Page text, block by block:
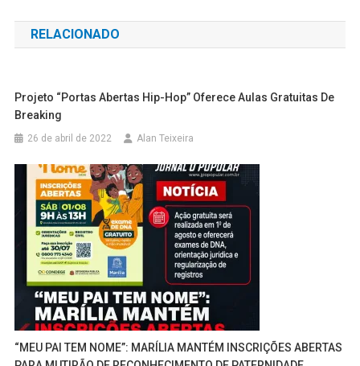
de
Post
RELACIONADO
Projeto “Portas Abertas Hip-Hop” Oferece Aulas Gratuitas De
Breaking
26 de abril de 2022 Alan Teixeira
“MEU PAI TEM NOME”: MARÍLIA MANTÉM INSCRIÇÕES ABERTAS